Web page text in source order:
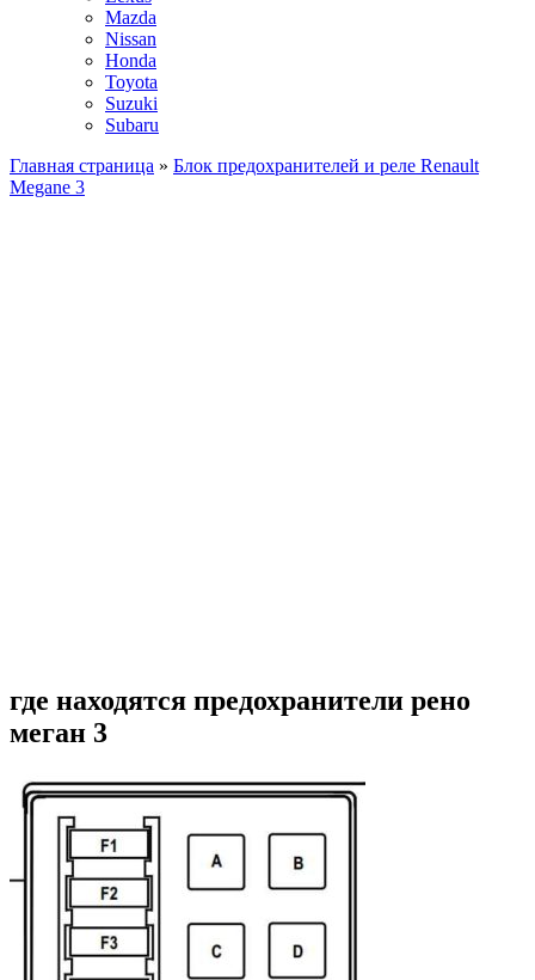
Mazda
Nissan
Honda
Toyota
Suzuki
Subaru
Главная страница » Блок предохранителей и реле Renault
Megane 3
где находятся предохранители рено
меган 3